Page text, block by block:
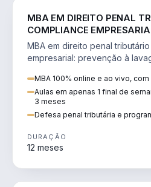
MBA EM DIREITO PENAL
COMPLIANCE
MBA em direito penal
empresarial: prevenção à
MBA 100% online e ao vivo,
Aulas em apenas 1 final de
3 meses
Defesa penal tributária e
DURAÇÃO
12 meses